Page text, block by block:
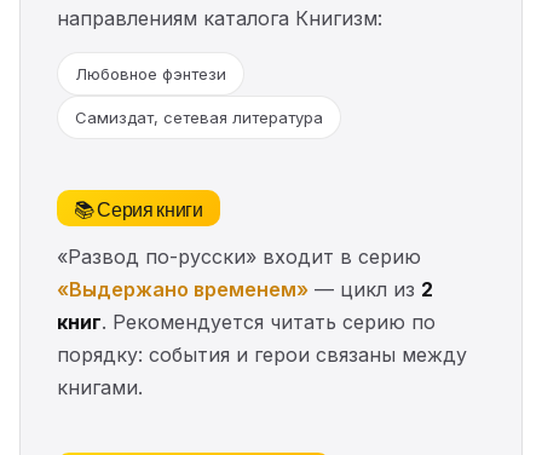
направлениям каталога Книгизм:
Любовное фэнтези
Самиздат, сетевая литература
📚 Серия книги
«Развод по-русски» входит в серию
«Выдержано временем» — цикл из 2
книг. Рекомендуется читать серию по
порядку: события и герои связаны между
книгами.